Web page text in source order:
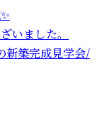
いました。
新築完成見学会/